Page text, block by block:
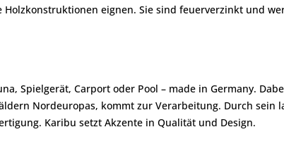
eignen. Sie sind feuerverzinkt und
Spielgerät, Carport oder Pool – made in Germany.
Nordeuropas, kommt zur Verarbeitung. Durch sein
Karibu setzt Akzente in Qualität und Design.